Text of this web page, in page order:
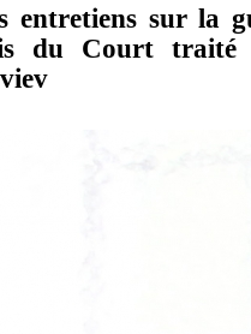
entretiens sur la
du Court traité